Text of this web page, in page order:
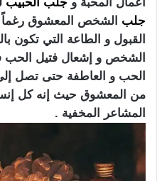
جلب الشخص المعشوق رغماً
القبول و الطاعة التي تكون
الشخص و إشعال فتيل الحب
الحب و العاطفة حتى تصل
من المعشوق حيث إنه كل
المشاعر المخفية .